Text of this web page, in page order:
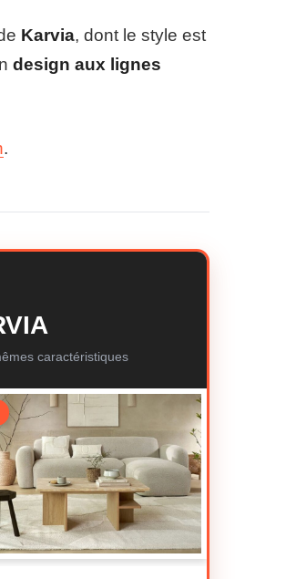
Karvia, dont le style est
design aux lignes
.
caractéristiques